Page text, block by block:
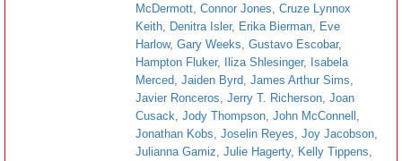
McDermott Connor Jones Cruze Lynnox
Keith
Denitra Isler, Erika Bierman
Eve
Harlow, Gary Weeks Gustavo Escobar,
Hampton Fluker, Iliza Shlesinger,
Isabela
Merced Jaiden Byrd James Arthur Sims
Javier Ronceros Jerry T. Richerson Joan
Cusack Jody Thompson John McConnell
Jonathan Kobs Joselin Reyes Joy Jacobson
Julianna Gamiz Julie Hagerty, Kelly Tippens